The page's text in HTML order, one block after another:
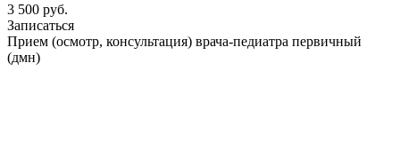
3 500 руб.
Записаться
Прием (осмотр, консультация) врача-педиатра первичный
(дмн)